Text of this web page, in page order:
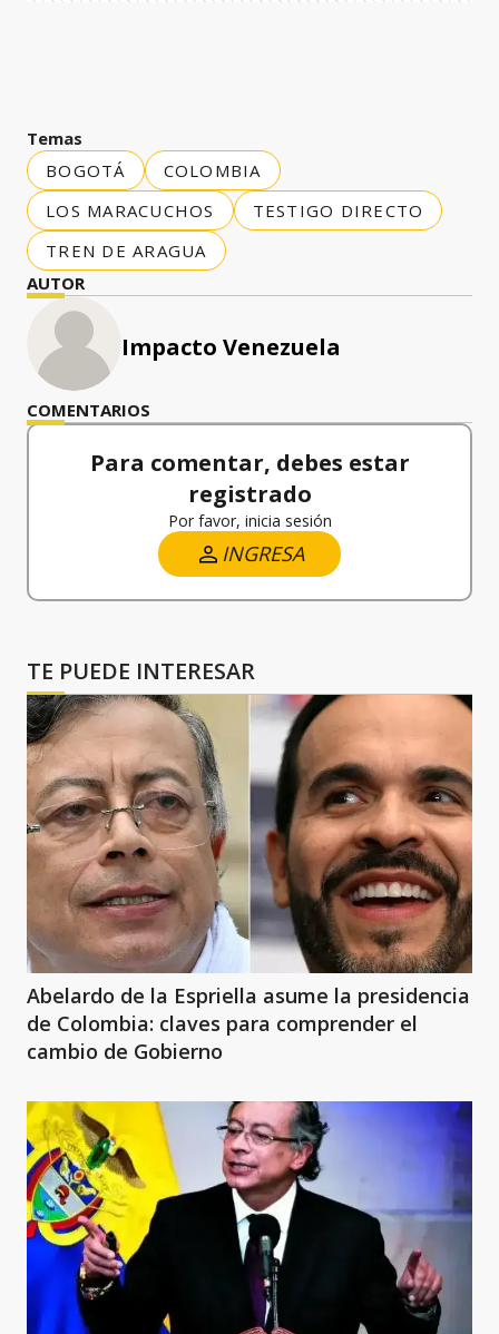
Temas
BOGOTÁ
COLOMBIA
LOS MARACUCHOS
TESTIGO DIRECTO
TREN DE ARAGUA
AUTOR
Impacto Venezuela
COMENTARIOS
Para comentar, debes estar
registrado
Por favor, inicia sesión
INGRESA
TE PUEDE INTERESAR
Abelardo de la Espriella asume la presidencia
de Colombia: claves para comprender el
cambio de Gobierno